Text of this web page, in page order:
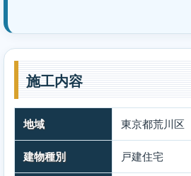
施工内容
地域 東京都荒川区
建物種別 戸建住宅